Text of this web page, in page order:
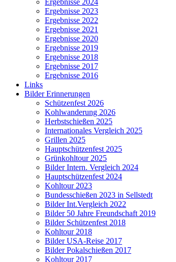
Ergebnisse 2024
Ergebnisse 2023
Ergebnisse 2022
Ergebnisse 2021
Ergebnisse 2020
Ergebnisse 2019
Ergebnisse 2018
Ergebnisse 2017
Ergebnisse 2016
Links
Bilder Erinnerungen
Schützenfest 2026
Kohlwanderung 2026
Herbstschießen 2025
Internationales Vergleich 2025
Grillen 2025
Hauptschützenfest 2025
Grünkohltour 2025
Bilder Intern. Vergleich 2024
Hauptschützenfest 2024
Kohltour 2023
Bundesschießen 2023 in Sellstedt
Bilder Int.Vergleich 2022
Bilder 50 Jahre Freundschaft 2019
Bilder Schützenfest 2018
Kohltour 2018
Bilder USA-Reise 2017
Bilder Pokalschießen 2017
Kohltour 2017